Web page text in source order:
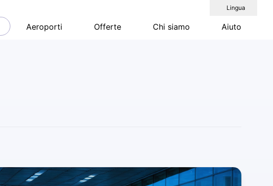
Lingua
Aeroporti Offerte Chi siamo Aiuto